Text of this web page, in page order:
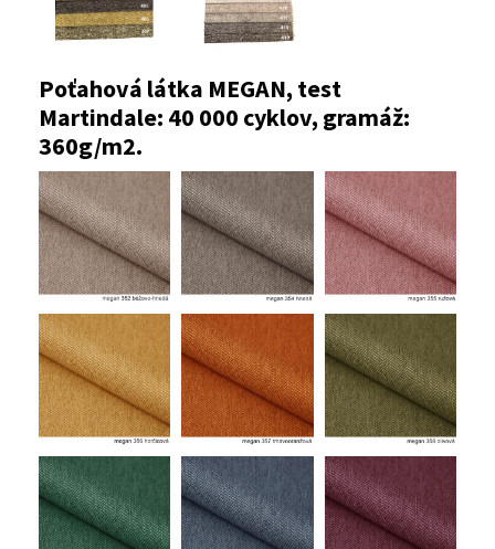
Poťahová látka MEGAN, test
Martindale: 40 000 cyklov, gramáž:
360g/m2.